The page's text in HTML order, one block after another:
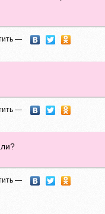
—
—
—